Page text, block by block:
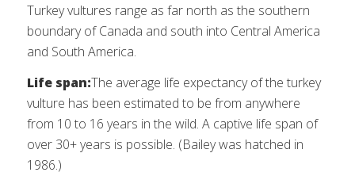
Turkey vultures range as far north as the southern
boundary of Canada and south into Central America
and South America.
Life span:The average life expectancy of the turkey
vulture has been estimated to be from anywhere
from 10 to 16 years in the wild. A captive life span of
over 30+ years is possible. (Bailey was hatched in
1986.)